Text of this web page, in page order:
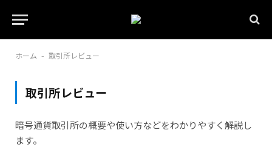
ホーム - 取引所レビュー
取引所レビュー
暗号通貨取引所の概要や使い方などをわかりやすく解説し
ます。